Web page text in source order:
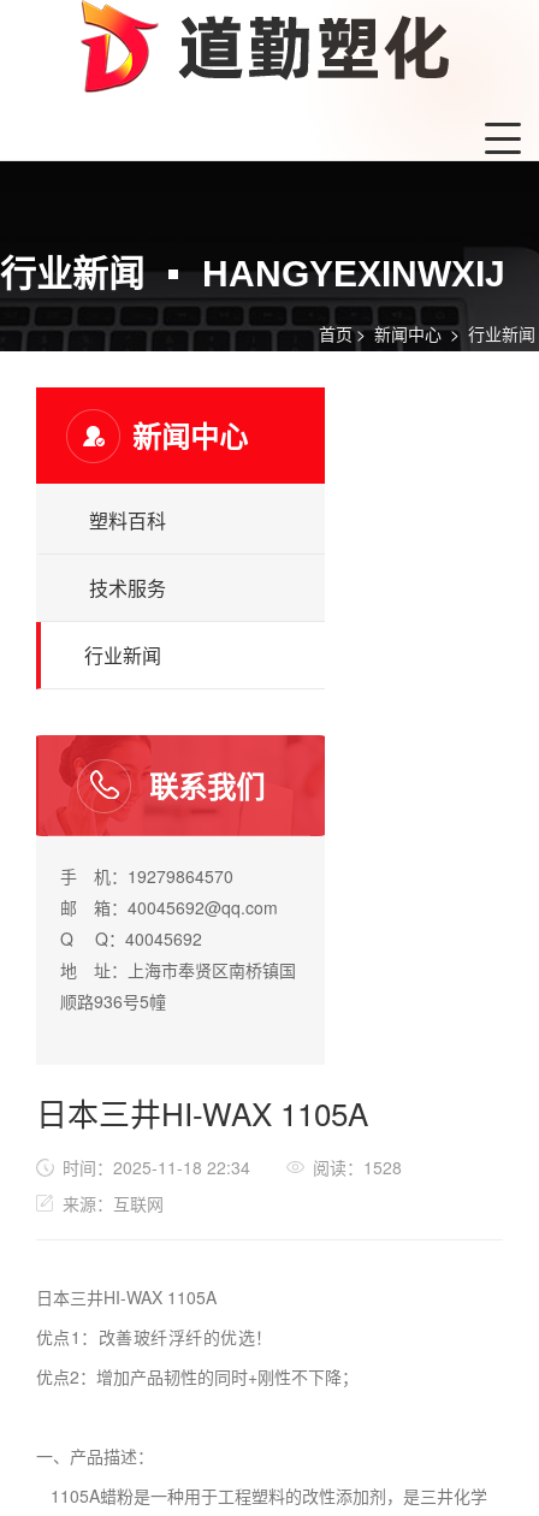
行业新闻 HANGYEXINWXIJ
首页 >新闻中心> 行业新闻
新闻中心
塑料百科
技术服务
行业新闻
联系我们
手 机：19279864570
邮 箱：40045692@qq.com
Q Q：40045692
地 址：上海市奉贤区南桥镇国
顺路936号5幢
日本三井HI-WAX 1105A
时间：2025-11-18 22:34
阅读：1528
来源：互联网
日本三井HI-WAX 1105A
优点1：改善玻纤浮纤的优选！
优点2：增加产品韧性的同时+刚性不下降；
一、产品描述：
1105A蜡粉是一种用于工程塑料的改性添加剂，是三井化学